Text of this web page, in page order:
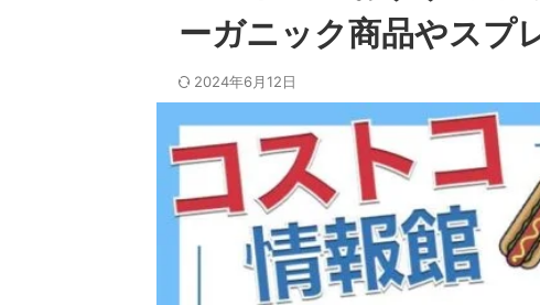
ーガニック商品やスプ
2024年6月12日